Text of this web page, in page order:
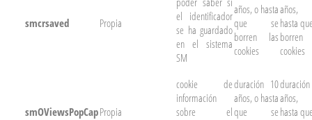
smcrsaved Propia
el identificador
se ha guardado
en el sistema
SM
años, o hasta
que se
borren las
cookies
hasta
borren
cookies
smOViewsPopCapPropia
cookie de
información
sobre el
duración 10
años, o hasta
que se hasta